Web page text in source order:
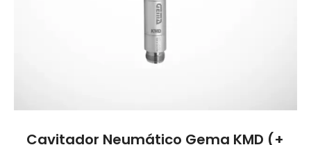
Cavitador Neumático Gema KMD (+